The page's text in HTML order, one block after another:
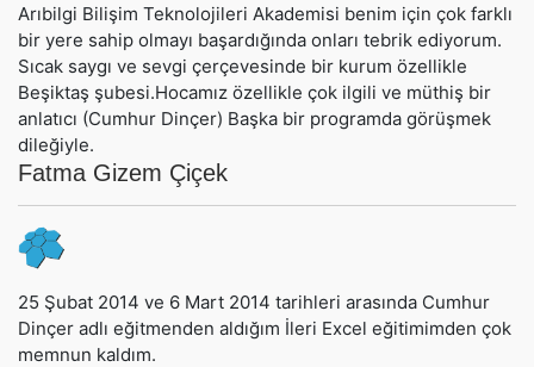
Arıbilgi Bilişim Teknolojileri Akademisi benim için çok farklı
bir yere sahip olmayı başardığında onları tebrik ediyorum.
Sıcak saygı ve sevgi çerçevesinde bir kurum özellikle
Beşiktaş şubesi.Hocamız özellikle çok ilgili ve müthiş bir
anlatıcı (Cumhur Dinçer) Başka bir programda görüşmek
dileğiyle.
Fatma Gizem Çiçek
25 Şubat 2014 ve 6 Mart 2014 tarihleri arasında Cumhur
Dinçer adlı eğitmenden aldığım İleri Excel eğitimimden çok
memnun kaldım.